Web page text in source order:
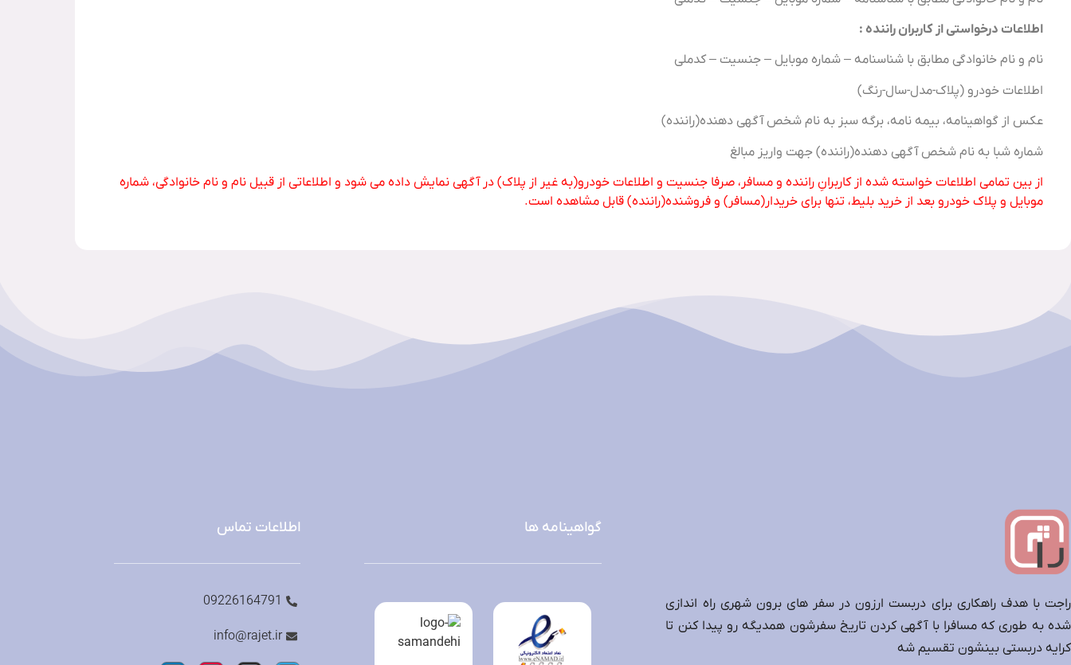
اطلاعات درخواستی از کاربران راننده :
نام و نام خانوادگی مطابق با شناسنامه – شماره موبایل – جنسیت – کدملی
اطلاعات خودرو (پلاک-مدل-سال-رنگ)
عکس از گواهینامه، بیمه نامه، برگه سبز به نام شخص آگهی دهنده(راننده)
شماره شبا به نام شخص آگهی دهنده(راننده) جهت واریز مبالغ
از بین تمامی اطلاعات خواسته شده از کاربرانِ راننده و مسافر، صرفا جنسیت و اطلاعات خودرو(به غیر از پلاک) در آگهی نمایش داده می شود و اطلاعاتی از قبیل نام و نام خانوادگی، شماره
موبایل و پلاک خودرو بعد از خرید بلیط، تنها برای خریدار(مسافر) و فروشنده(راننده) قابل مشاهده است.
راجت با هدف راهکاری برای دربست ارزون در سفر های برون شهری راه اندازی
شده به طوری که مسافرا با آگهی کردن تاریخ سفرشون همدیگه رو پیدا کنن تا
کرایه دربستی بینشون تقسیم شه
گواهینامه ها اطلاعات تماس
09226164791
info@rajet.ir